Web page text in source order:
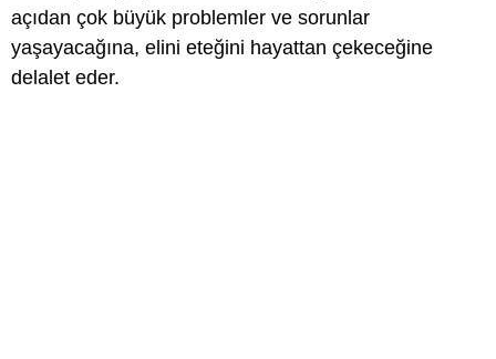
açıdan çok büyük problemler ve sorunlar
yaşayacağına, elini eteğini hayattan çekeceğine
delalet eder.